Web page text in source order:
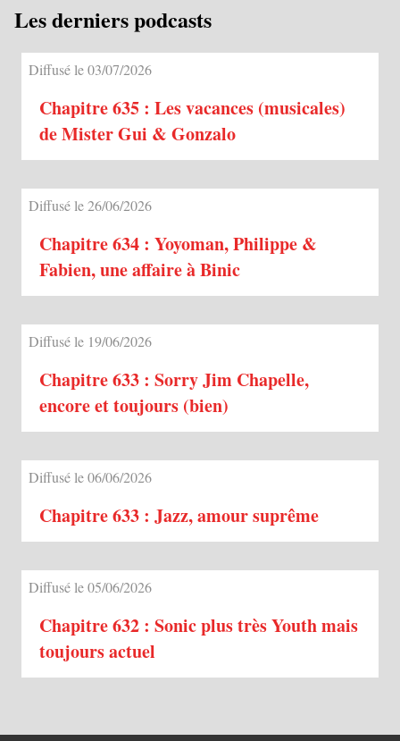
Les derniers podcasts
Diffusé le 03/07/2026
Chapitre 635 : Les vacances (musicales)
de Mister Gui & Gonzalo
Diffusé le 26/06/2026
Chapitre 634 : Yoyoman, Philippe &
Fabien, une affaire à Binic
Diffusé le 19/06/2026
Chapitre 633 : Sorry Jim Chapelle,
encore et toujours (bien)
Diffusé le 06/06/2026
Chapitre 633 : Jazz, amour suprême
Diffusé le 05/06/2026
Chapitre 632 : Sonic plus très Youth mais
toujours actuel